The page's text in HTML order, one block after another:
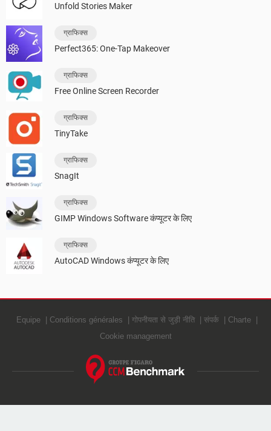
Unfold Stories Maker
ग्राफिक्स
Perfect365: One-Tap Makeover
ग्राफिक्स
Free Online Screen Recorder
ग्राफिक्स
TinyTake
ग्राफिक्स
SnagIt
ग्राफिक्स
GIMP Windows Software कंप्यूटर के लिए
ग्राफिक्स
AutoCAD Windows कंप्यूटर के लिए
Equipe Conditions générales गोपनीयता से जुड़ी नीति संपर्क
Charte
Cookie management